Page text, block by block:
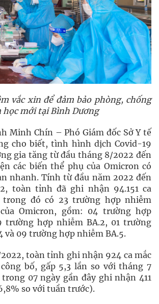
vắc xin để đảm bảo phòng, chống
học mớitại Bình Dương
Minh Chín – Phó Giám đốc Sở Y tế
cho biết, tình hình dịch Covid-19
gia tăng từ đầu tháng 8/2022 đến
các biến thể phụ của Omicron có
nhanh. Tính từ đầu năm 2022 đến
toàn tỉnh đã ghi nhận 94.151 ca
trong đó có 23 trường hợp nhiễm
Omicron, gồm: 04 trường hợp
trường hợp nhiễm BA.2, 01 trường
và 09 trường hợp nhiễm BA.5.
toàn tỉnh ghi nhận 924 ca mắc
bố, gấp 5,3 lần so với tháng 7
trong 07 ngày gần đây ghi nhận 411
so với tuần trước).